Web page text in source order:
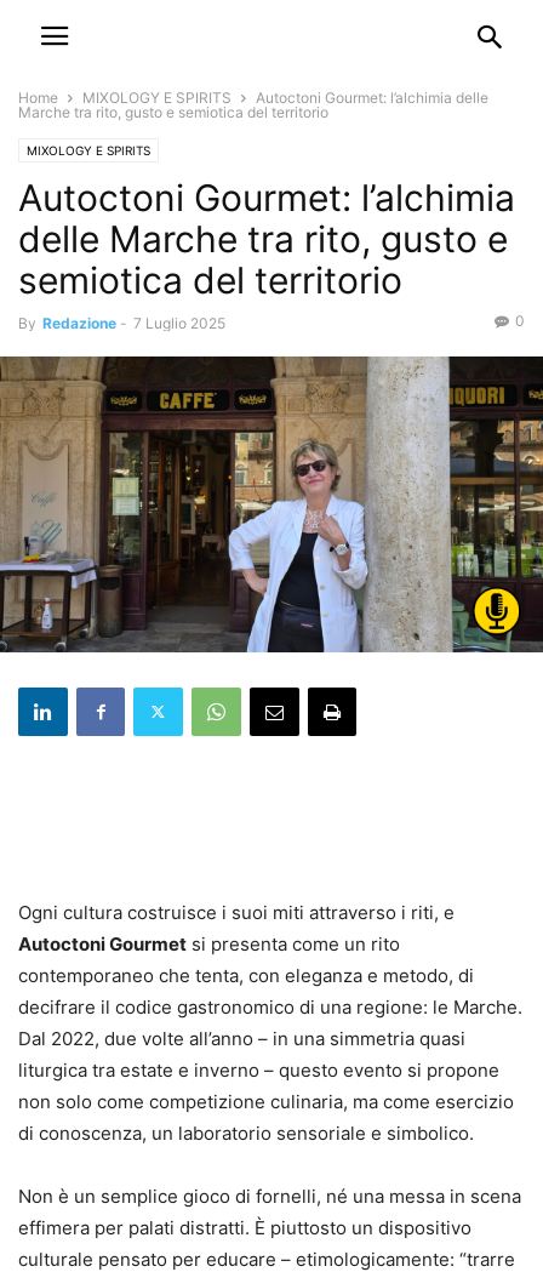
Home MIXOLOGY E SPIRITS
Autoctoni Gourmet: l’alchimia delle
Marche tra rito, gusto e semiotica del territorio
MIXOLOGY E SPIRITS
Autoctoni Gourmet: l’alchimia
delle Marche tra rito, gusto e
semiotica del territorio
By Redazione - 7 Luglio 2025 0
Ogni cultura costruisce i suoi miti attraverso i riti, e
Autoctoni Gourmet si presenta come un rito
contemporaneo che tenta, con eleganza e metodo, di
decifrare il codice gastronomico di una regione: le Marche.
Dal 2022, due volte all’anno – in una simmetria quasi
liturgica tra estate e inverno – questo evento si propone
non solo come competizione culinaria, ma come esercizio
di conoscenza, un laboratorio sensoriale e simbolico.
Non è un semplice gioco di fornelli, né una messa in scena
effimera per palati distratti. È piuttosto un dispositivo
culturale pensato per educare – etimologicamente: “trarre